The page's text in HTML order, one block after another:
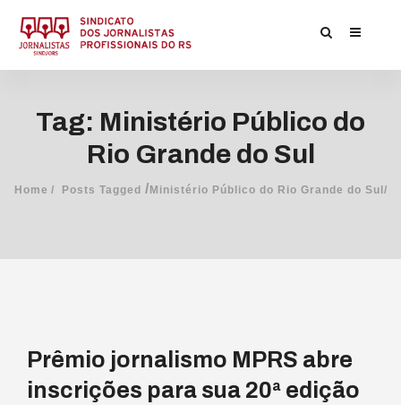
Tag: Ministério Público do
Rio Grande do Sul
Home Posts Tagged / Ministério Público do Rio Grande do Sul/
Prêmio jornalismo MPRS abre
inscrições para sua 20ª edição